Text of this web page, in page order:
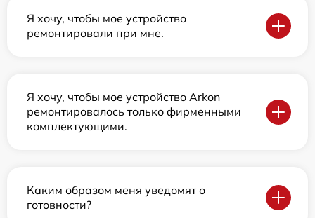
Я хочу, чтобы мое устройство
ремонтировали при мне.
Я хочу, чтобы мое устройство Arkon
ремонтировалось только фирменными
комплектующими.
Каким образом меня уведомят о
готовности?